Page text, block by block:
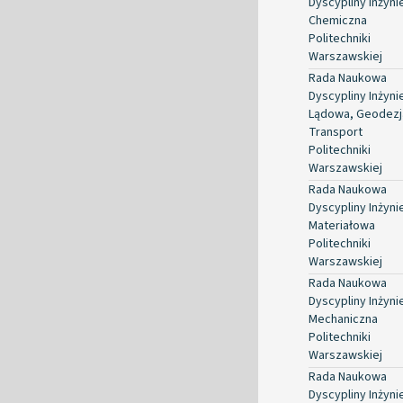
Chemiczna
Politechniki
Warszawskiej
Rada Naukowa
Dyscypliny
Lądowa,
Transport
Politechniki
Warszawskiej
Rada Naukowa
Dyscypliny
Materiałowa
Politechniki
Warszawskiej
Rada Naukowa
Dyscypliny
Mechaniczna
Politechniki
Warszawskiej
Rada Naukowa
Dyscypliny